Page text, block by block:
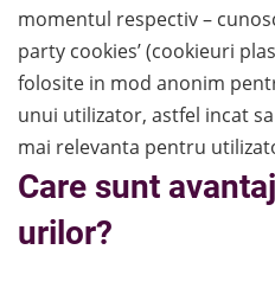
momentul respectiv –
party cookies’ (cookieuri
folosite in mod anonim
unui utilizator, astfel incat
mai relevanta pentru
Care sunt
urilor?